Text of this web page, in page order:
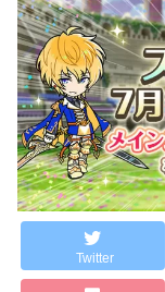
Twitter